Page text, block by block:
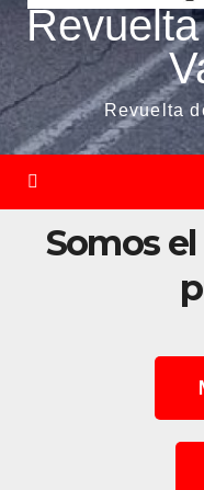
Revuelta
Somos